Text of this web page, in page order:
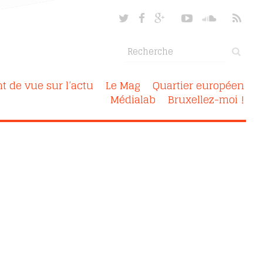
de vue sur l’actu Le Mag Quartier européen
Médialab Bruxellez-moi !